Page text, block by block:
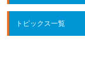
トピックス一覧